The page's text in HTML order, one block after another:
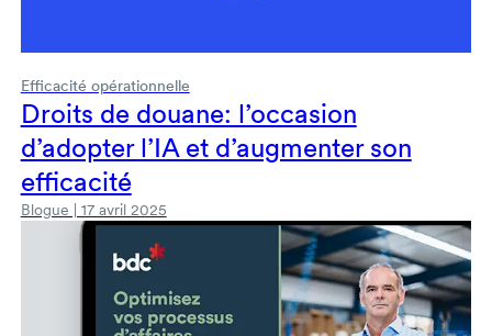
Efficacité opérationnelle
Droits de douane: l’occasion
d’adopter l’IA et d’augmenter son
efficacité
Blogue | 17 avril 2025